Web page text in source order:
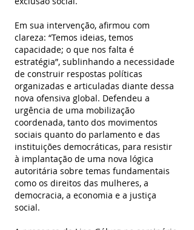
Em sua intervenção, afirmou com
clareza: “Temos ideias, temos
capacidade; o que nos falta é
estratégia”, sublinhando a necessidade
de construir respostas políticas
organizadas e articuladas diante dessa
nova ofensiva global. Defendeu a
urgência de uma mobilização
coordenada, tanto dos movimentos
sociais quanto do parlamento e das
instituições democráticas, para resistir
à implantação de uma nova lógica
autoritária sobre temas fundamentais
como os direitos das mulheres, a
democracia, a economia e a justiça
social.